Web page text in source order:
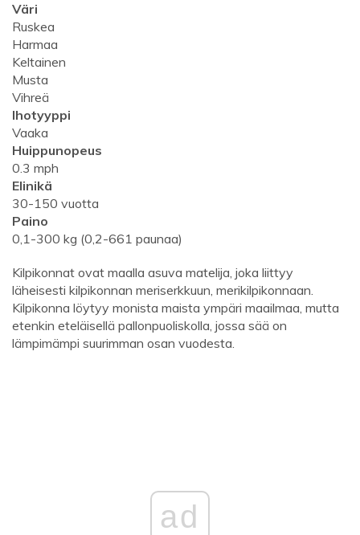
Väri
Ruskea
Harmaa
Keltainen
Musta
Vihreä
Ihotyyppi
Vaaka
Huippunopeus
0.3 mph
Elinikä
30-150 vuotta
Paino
0,1-300 kg (0,2-661 paunaa)
Kilpikonnat ovat maalla asuva matelija, joka liittyy
läheisesti kilpikonnan meriserkkuun, merikilpikonnaan.
Kilpikonna löytyy monista maista ympäri maailmaa, mutta
etenkin eteläisellä pallonpuoliskolla, jossa sää on
lämpimämpi suurimman osan vuodesta.
ad